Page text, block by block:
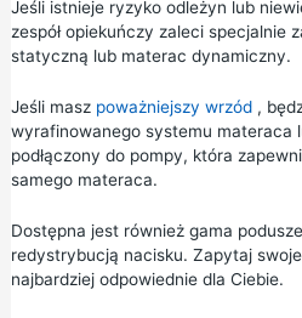
Jeśli istnieje ryzyko odleżyn lub
zespół opiekuńczy zaleci specjalnie
statyczną lub materac dynamiczny.
Jeśli masz poważniejszy wrzód,
wyrafinowanego systemu materaca
podłączony do pompy, która
samego materaca.
Dostępna jest również gama
redystrybucją nacisku. Zapytaj
najbardziej odpowiednie dla Ciebie.